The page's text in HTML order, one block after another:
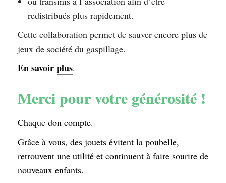
redistribués plus rapidement.
Cette collaboration permet de sauver encore plus de
jeux de société du gaspillage.
En savoir plus.
Merci pour votre générosité !
Chaque don compte.
Grâce à vous, des jouets évitent la poubelle,
retrouvent une utilité et continuent à faire sourire de
nouveaux enfants.